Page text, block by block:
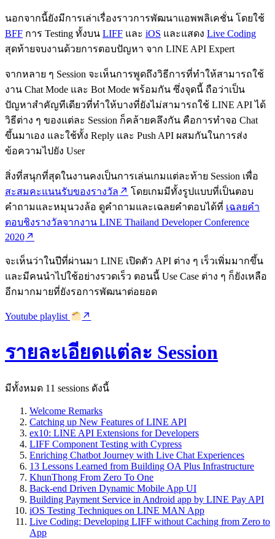
นอกจากนี้ยังมีการเล่าเรื่องราวการพัฒนาแอพพลิเคชั่น โดยใช้
BFF การ Testing ทั้งบน LIFF และ iOS และแสดง Live Coding
สุดท้ายจบงานด้วยการตอบปัญหา จาก LINE API Expert
จากหลาย ๆ Session จะเห็นการพูดถึงวิธีการที่ทำให้สามารถใช้
งาน Chat Mode และ Bot Mode พร้อมกัน ซึ่งจุดนี้ ถือว่าเป็น
ปัญหาสำคัญทีเดียวที่ทำให้บางที่ยังไม่สามารถใช้ LINE API ได้
วิธีต่าง ๆ ของแต่ละ Session ก็คล้ายคลึงกัน คือการทำจอ Chat
ขึ้นมาเอง และใช้ทั้ง Reply และ Push API ผสมกันในการส่ง
ข้อความไปยัง User
สิ่งที่สนุกที่สุดในงานคงเป็นการเล่นเกมแต่ละท้าย Session เพื่อ
สะสมคะแนนรับของรางวัล
โดยเกมมีทั้งรูปแบบที่เป็นตอบ
คำถามและหมุนวงล้อ ดูคำถามและเฉลยคำตอบได้ที่ เฉลยคำ
ตอบชิงรางวัลจากงาน LINE Thailand Developer Conference
2020
จะเห็นว่าในปีที่ผ่านมา LINE เปิดตัว API ต่าง ๆ เร็วเพิ่มมากขึ้น
และมีคนนำไปใช้อย่างรวดเร็ว ตอนนี้ Use Case ต่าง ๆ ก็ยังเหลือ
อีกมากมายที่ยังรอการพัฒนาต่อยอด
Youtube playlist
รายละเอียดแต่ละ Session
มีทั้งหมด 11 sessions ดังนี้
Welcome Remarks
Catching up New Features of LINE API
ex10: LINE API Extensions for Developers
LIFF Component Testing with Cypress
Enriching Chatbot Journey with Live Chat Experiences
13 Lessons Learned from Building OA Plus Infrastructure
KhunThong From Zero To One
Back-end Driven Dynamic Mobile App UI
Building Payment Service in Android app by LINE Pay API
iOS Testing Techniques on LINE MAN App
Live Coding: Developing LIFF without Caching from Zero to
App